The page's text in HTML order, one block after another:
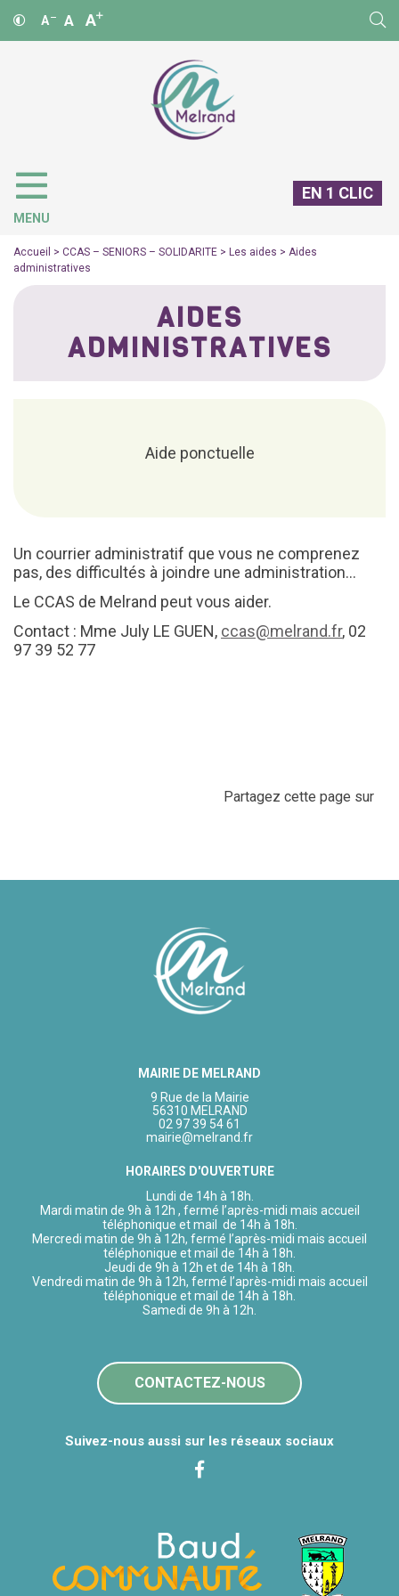
A A A
MENU
EN 1 CLIC
Accueil > CCAS – SENIORS – SOLIDARITE > Les aides > Aides
administratives
AIDES
ADMINISTRATIVES
Aide ponctuelle
Un courrier administratif que vous ne comprenez
pas, des difficultés à joindre une administration…
Le CCAS de Melrand peut vous aider.
Contact : Mme July LE GUEN, ccas@melrand.fr, 02
97 39 52 77
Partagez cette page sur
MAIRIE DE MELRAND
9 Rue de la Mairie
56310 MELRAND
02 97 39 54 61
mairie@melrand.fr
HORAIRES D'OUVERTURE
Lundi de 14h à 18h.
Mardi matin de 9h à 12h , fermé l’après-midi mais accueil
téléphonique et mail de 14h à 18h.
Mercredi matin de 9h à 12h, fermé l’après-midi mais accueil
téléphonique et mail de 14h à 18h.
Jeudi de 9h à 12h et de 14h à 18h.
Vendredi matin de 9h à 12h, fermé l’après-midi mais accueil
téléphonique et mail de 14h à 18h.
Samedi de 9h à 12h.
CONTACTEZ-NOUS
Suivez-nous aussi sur les réseaux sociaux